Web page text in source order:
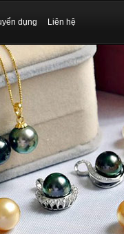
dụng Liên hệ